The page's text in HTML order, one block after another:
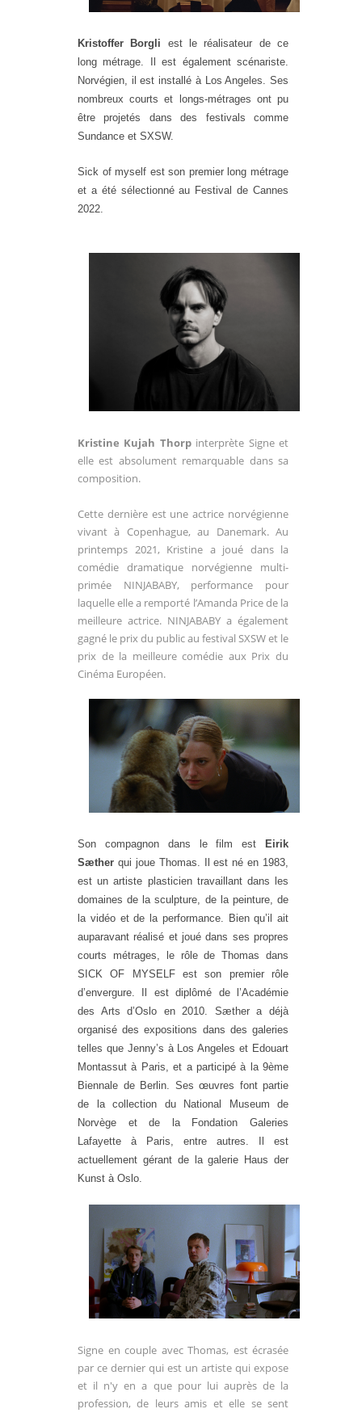
Kristoffer Borgli est le réalisateur de ce
long métrage. Il est également scénariste.
Norvégien, il est installé à Los Angeles. Ses
nombreuxcourts et longs-métrages ont pu
être projetés dansdes festivals comme
Sundance et SXSW.
Sick of myself est son premier long métrage
et a été sélectionné au Festival de Cannes
2022.
Kristine Kujah Thorpinterprète Signe et
elle est absolument remarquable dans sa
composition.
Cette dernière est une actrice norvégienne
vivant à Copenhague, au Danemark. Au
printemps 2021, Kristine a joué dans la
comédie dramatique norvégienne multi-
primée NINJABABY, performance pour
laquelle elle a remporté l’Amanda Price de la
meilleure actrice. NINJABABY a également
gagné le prix du public au festival SXSW et le
prix de la meilleure comédie aux Prix du
Cinéma Européen.
Son compagnon dans le film est
Eirik
Sæther qui joue Thomas. Il est né en 1983,
est un artiste plasticien travaillant dans les
domaines de la sculpture, de la peinture, de
la vidéo et de la performance. Bien qu’il ait
auparavant réalisé et joué dans ses propres
courts métrages, le rôle de Thomas dans
SICK OF MYSELF est son premier rôle
d’envergure. Il estdiplômé de l’Académie
des Arts d’Oslo en 2010. Sæther a déjà
organisé des expositions dans des galeries
telles que Jenny’s à Los Angeles et Edouart
Montassut à Paris, et a participéà la 9ème
Biennale de Berlin. Ses œuvres font partie
de la collection du National Museum de
Norvège et de la Fondation Galeries
Lafayette à Paris, entre autres. Il est
actuellement gérant de la galerie Haus der
Kunst à Oslo.
Signe en couple avec Thomas, est écrasée
par ce dernier qui est un artiste qui expose
et il n'y en a que pour lui auprès de la
profession, de leurs amis et elle se sent